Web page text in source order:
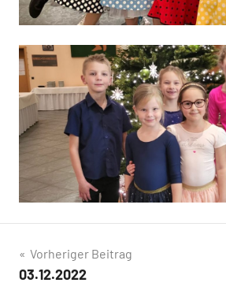
Beitragsnavigation
Vorheriger Beitrag
03.12.2022